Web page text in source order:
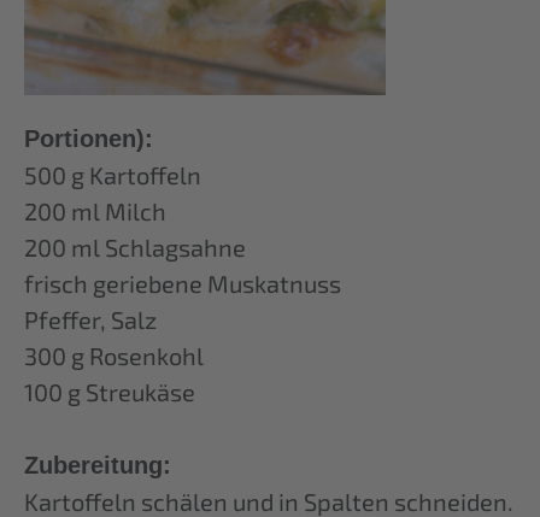
Portionen):
500 g Kartoffeln
200 ml Milch
200 ml Schlagsahne
frisch geriebene Muskatnuss
Pfeffer, Salz
300 g Rosenkohl
100 g Streukäse
Zubereitung:
Kartoffeln schälen und in Spalten schneiden.